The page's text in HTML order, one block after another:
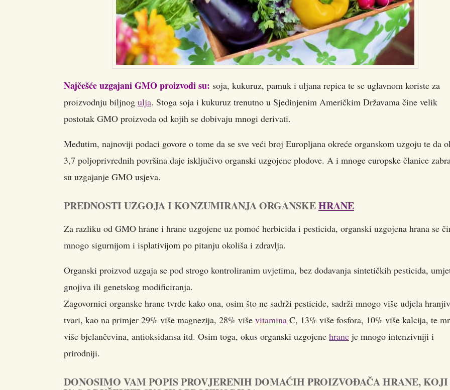
Najčešće uzgajani GMO proizvodi su: soja, kukuruz, pamuk i uljana repica te se uglavnom koriste za
proizvodnju biljnog ulja. Stoga soja i kukuruz trenutno u Sjedinjenim Američkim Državama čine velik
postotak GMO proizvoda od kojih se dobivaju mnogi derivati.
Međutim, najnoviji podaci govore o tome da se sve veći broj Europljana okreće organskom uzgoju te da
3,7 poljoprivrednih površina daje isključivo organski uzgojene plodove. A i mnoge europske članice
su uzgajanje GMO usjeva.
PREDNOSTI UZGOJA I KONZUMIRANJA ORGANSKEHRANE
Za razliku od GMO hrane i hrane uzgojene uz pomoć herbicida i pesticida, organski uzgojena hrana se
mnogo sigurnijom i isplativijom po pitanju okoliša i zdravlja.
Organski proizvod uzgaja se pod strogo kontroliranim uvjetima, bez dodavanja sintetičkih pesticida,
gnojiva ili genetskog modificiranja.
Zagovornici organske hrane tvrde kako ona, osim što ne sadrži pesticide, sadrži mnogo više udjela
tvari, kao na primjer 29% više magnezija, 28% više vitamina C, 13% više fosfora, 10% više kalcija, te
više bjelančevina, antioksidansa itd. Osim toga, okus organski uzgojene hrane je mnogo intenzivniji i
prirodniji.
DONOSIMO VAM POPIS PROVJERENIH DOMAĆIH PROIZVOĐAČA HRANE, KOJI